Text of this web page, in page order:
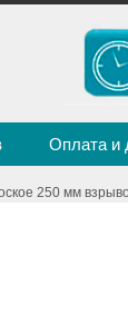
Оплата и
250 мм